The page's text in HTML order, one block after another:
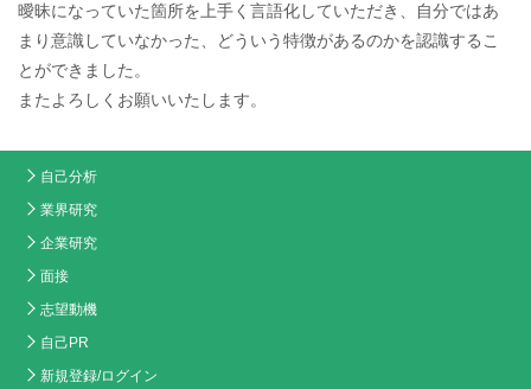
曖昧になっていた箇所を上手く言語化していただき、自分ではあ
まり意識していなかった、どういう特徴があるのかを認識するこ
とができました。
またよろしくお願いいたします。
自己分析
業界研究
企業研究
面接
志望動機
自己PR
新規登録/ログイン